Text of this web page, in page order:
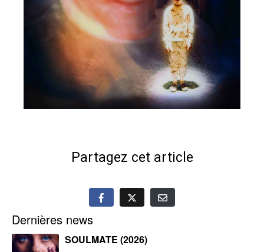
Partagez cet article
Dernières news
SOULMATE (2026)